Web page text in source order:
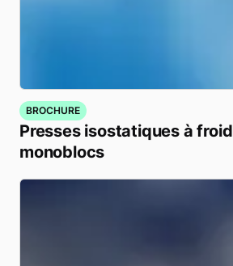
BROCHURE
Presses isostatiques à froid
monoblocs